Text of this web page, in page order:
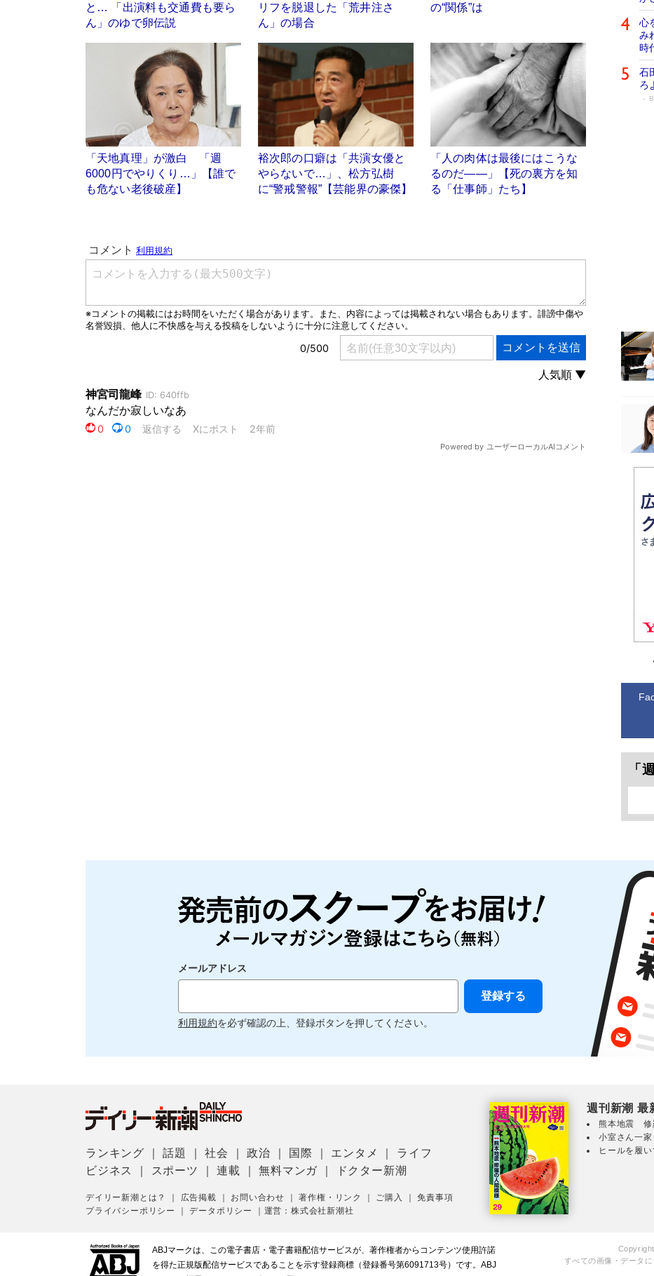
と… 「出演料も交通費も要ら
ん」のゆで卵伝説
リフを脱退した「荒井注さ
ん」の場合
の“関係”は
「天地真理」が激白 「週
6000円でやりくり…」【誰で
も危ない老後破産】
裕次郎の口癖は「共演女優と
やらないで…」、松方弘樹
に“警戒警報”【芸能界の豪傑】
「人の肉体は最後にはこうな
るのだ――」【死の裏方を知
る「仕事師」たち】
心
み
時
石
ろ
友
人
「
メールアドレス
利用規約を必ず確認の上、登録ボタンを押してください。
ランキング ｜話題 ｜社会 ｜政治 国際 エンタメ
ライフ
ビジネス
スポーツ ｜連載 ｜無料マンガ ドクター新潮
デイリー新潮とは？ 広告掲載 お問い合わせ ｜著作権・リンク ご購入 ｜免責事項
プライバシーポリシー
｜データポリシー 運営：株式会社新潮社
週刊新潮 最
熊本地震 修
小室さん一
ヒールを履
ABJマークは、この電子書店・電子書籍配信サービスが、著作権者からコンテンツ使用許諾
を得た正規版配信サービスであることを示す登録商標（登録番号第6091713号）です。ABJ
すべての画像・データ